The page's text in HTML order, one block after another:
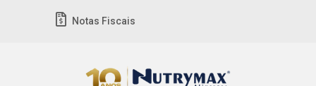
Notas Fiscais